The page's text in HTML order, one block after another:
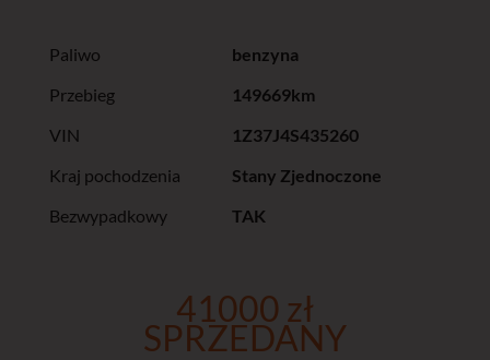
Paliwo
benzyna
Przebieg
149669km
VIN
1Z37J4S435260
Kraj pochodzenia
Stany Zjednoczone
Bezwypadkowy
TAK
41000 zł
SPRZEDANY